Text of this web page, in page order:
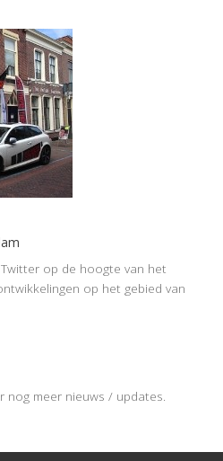
op de hoogte van het
op het gebied van
nog meer nieuws / updates.